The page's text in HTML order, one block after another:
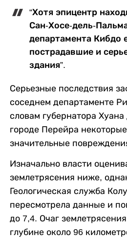
“Хотя эпицентр
Сан-Хосе-дель-
департамента Кибдо
пострадавшие и
здания”.
Серьезные последствия
соседнем департаменте
словам губернатора
городе Перейра
значительные
Изначально власти
землетрясения ниже,
Геологическая служба
пересмотрела данные и
до 7,4. Очаг
глубине около 96